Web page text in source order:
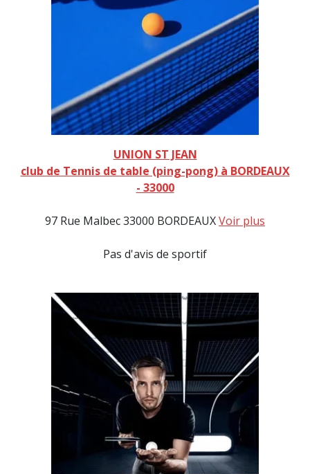
UNION ST JEAN
club de Tennis de table (ping-pong) à BORDEAUX
- 33000
97 Rue Malbec 33000 BORDEAUXVoir plus
Pas d'avis de sportif